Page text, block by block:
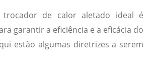
de calor aletado ideal é
garantir a eficiência e a eficácia do
estão algumas diretrizes a serem